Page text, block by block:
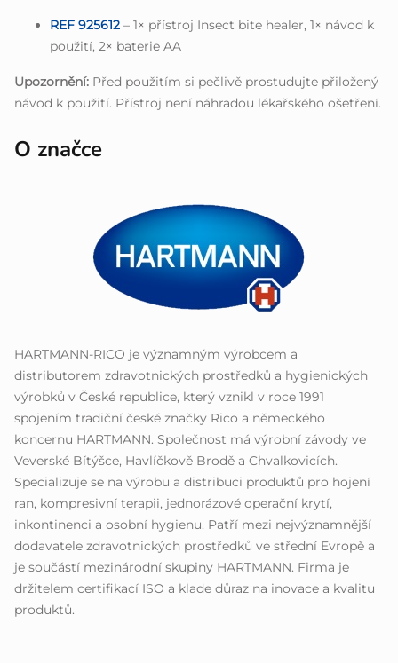
REF 925612 – 1× přístroj Insect bite healer, 1× návod k
použití, 2× baterie AA
Upozornění: Před použitím si pečlivě prostudujte přiložený
návod k použití. Přístroj není náhradou lékařského ošetření.
O značce
HARTMANN-RICO je významným výrobcem a
distributorem zdravotnických prostředků a hygienických
výrobků v České republice, který vznikl v roce 1991
spojením tradiční české značky Rico a německého
koncernu HARTMANN. Společnost má výrobní závody ve
Veverské Bítýšce, Havlíčkově Brodě a Chvalkovicích.
Specializuje se na výrobu a distribuci produktů pro hojení
ran, kompresivní terapii, jednorázové operační krytí,
inkontinenci a osobní hygienu. Patří mezi nejvýznamnější
dodavatele zdravotnických prostředků ve střední Evropě a
je součástí mezinárodní skupiny HARTMANN. Firma je
držitelem certifikací ISO a klade důraz na inovace a kvalitu
produktů.